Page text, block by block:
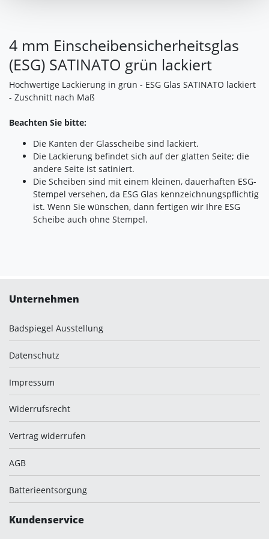
Impressum|Datenschutz
4 mm Einscheibensicherheitsglas
(ESG) SATINATO grün lackiert
Hochwertige Lackierung in grün - ESG Glas SATINATO lackiert
- Zuschnitt nach Maß
Beachten Sie bitte:
Die Kanten der Glasscheibe sind lackiert.
Die Lackierung befindet sich auf der glatten Seite; die
andere Seite ist satiniert.
Die Scheiben sind mit einem kleinen, dauerhaften ESG-
Stempel versehen, da ESG Glas kennzeichnungspflichtig
ist. Wenn Sie wünschen, dann fertigen wir Ihre ESG
Scheibe auch ohne Stempel.
Unternehmen
Badspiegel Ausstellung
Datenschutz
Impressum
Widerrufsrecht
Vertrag widerrufen
AGB
Batterieentsorgung
Kundenservice